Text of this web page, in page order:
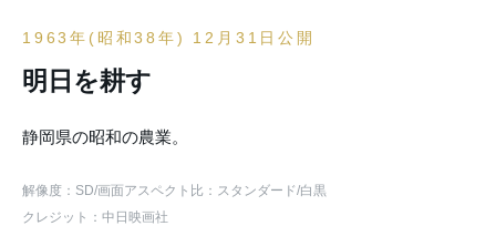
1963年(昭和38年) 12月31日公開
明日を耕す
静岡県の昭和の農業。
解像度：SD/画面アスペクト比：スタンダード/白黒
クレジット：中日映画社